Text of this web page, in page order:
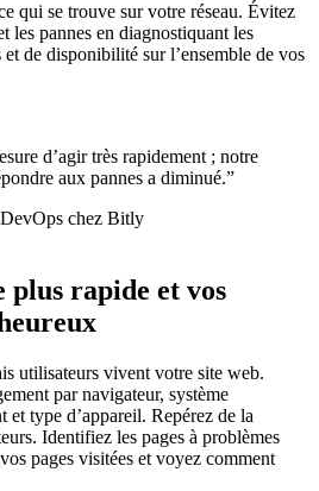
qui se trouve sur votre réseau. Évitez
les pannes en diagnostiquant les
de disponibilité sur l’ensemble de vos
d’agir très rapidement ; notre
aux pannes a diminué.”
chez Bitly
plus rapide et vos
utilisateurs vivent votre site web.
par navigateur, système
et type d’appareil. Repérez de la
Identifiez les pages à problèmes
pages visitées et voyez comment